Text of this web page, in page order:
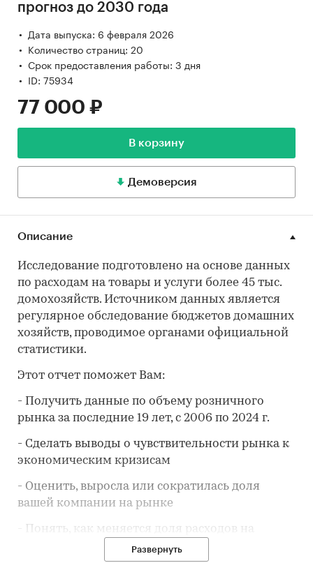
прогноз до 2030 года
Дата выпуска: 6 февраля 2026
Количество страниц: 20
Срок предоставления работы: 3 дня
ID: 75934
77 000 ₽
В корзину
Демоверсия
Описание
Исследование подготовлено на основе данных
по расходам на товары и услуги более 45 тыс.
домохозяйств. Источником данных является
регулярное обследование бюджетов домашних
хозяйств, проводимое органами официальной
статистики.
Этот отчет поможет Вам:
- Получить данные по объему розничного
рынка за последние 19 лет, с 2006 по 2024 г.
- Сделать выводы о чувствительности рынка к
экономическим кризисам
- Оценить, выросла или сократилась доля
вашей компании на рынке
- Понять, как меняется доля расходов на
в потребительской корзине
Развернуть